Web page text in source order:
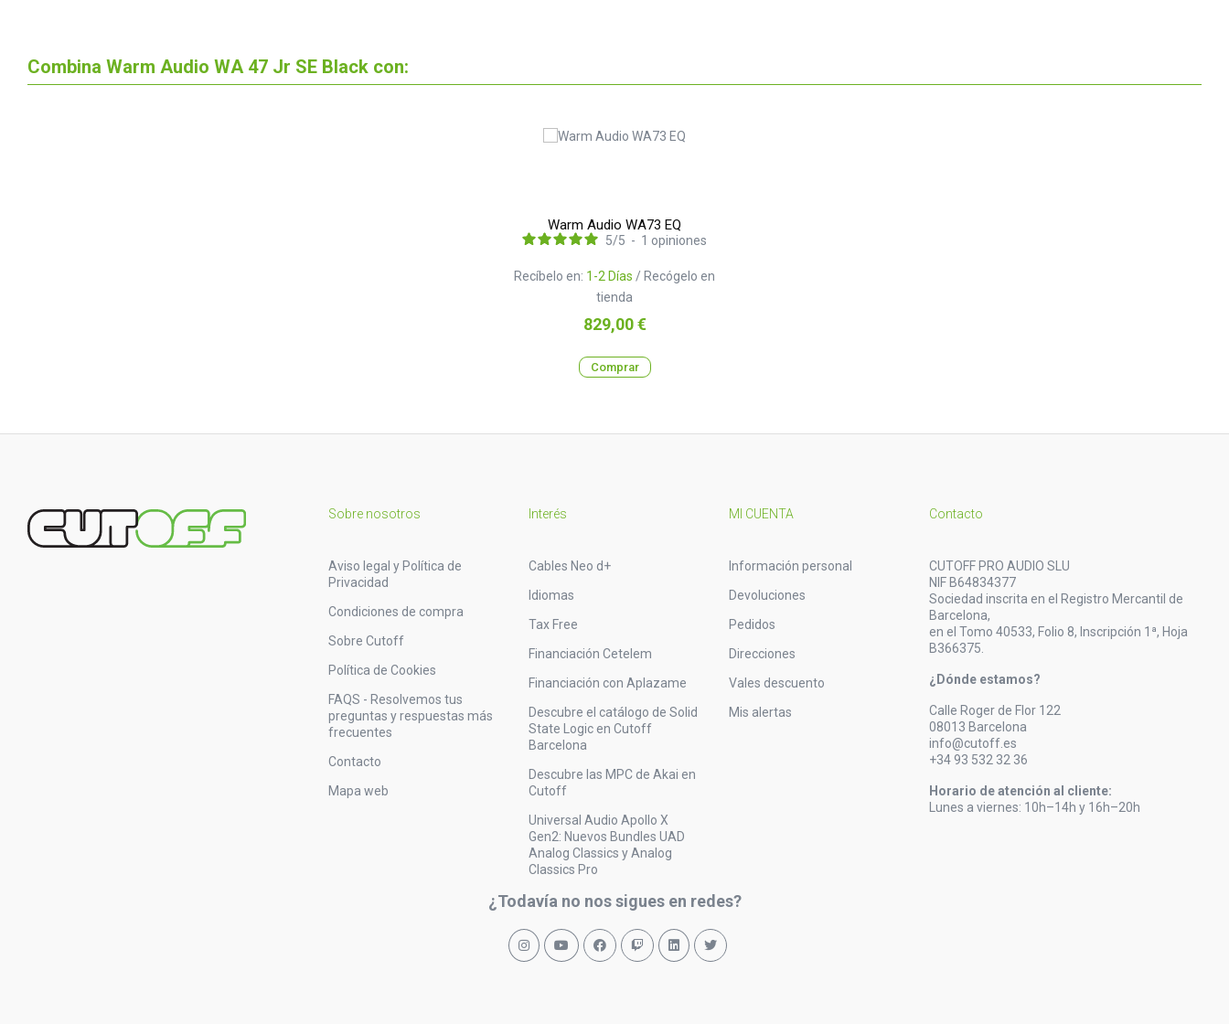
Combina Warm Audio WA 47 Jr SE Black con:
Warm Audio WA73 EQ
Recíbelo en: 1-2 Días / Recógelo en
tienda
5/5 - 1 opiniones
Precio
829,00 €
Comprar
Sobre nosotros
Aviso legal y Política de
Privacidad
Condiciones de compra
Sobre Cutoff
Política de Cookies
FAQS - Resolvemos tus
preguntas y respuestas más
frecuentes
Contacto
Mapa web
Interés
Cables Neo d+
Idiomas
Tax Free
Financiación Cetelem
Financiación con Aplazame
Descubre el catálogo de Solid
State Logic en Cutoff
Barcelona
Descubre las MPC de Akai en
Cutoff
Universal Audio Apollo X
Gen2: Nuevos Bundles UAD
Analog Classics y Analog
Classics Pro
MI CUENTA
Información personal
Devoluciones
Pedidos
Direcciones
Vales descuento
Mis alertas
Contacto
CUTOFF PRO AUDIO SLU
NIF B64834377
Sociedad inscrita en el Registro Mercantil de
Barcelona,
en el Tomo 40533, Folio 8, Inscripción 1ª, Hoja
B366375.
¿Dónde estamos?
Calle Roger de Flor 122
08013 Barcelona
info@cutoff.es
+34 93 532 32 36
Horario de atención al cliente:
Lunes a viernes: 10h–14h y 16h–20h
¿Todavía no nos sigues en redes?